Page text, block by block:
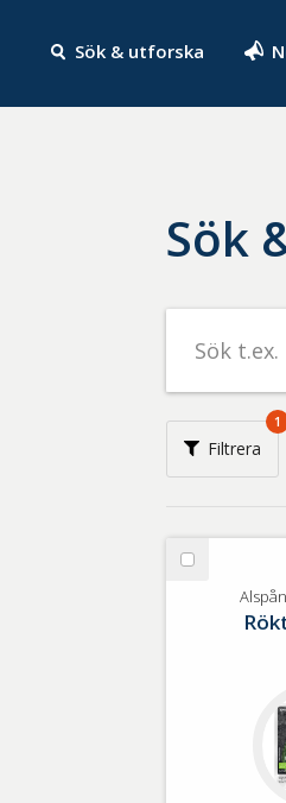
Sök & utforska
Sök
Sök
livsmedel
på
t.ex.
produkt,
varumärke,
GTIN
Filtrera
1
Välj
Alspånsrökt